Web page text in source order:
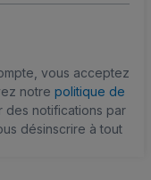
vous acceptez
notre politique de
des notifications par
désinscrire à tout